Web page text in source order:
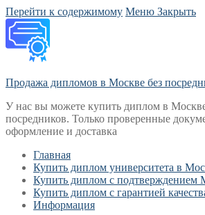
Перейти к содержимому Меню Закрыть
Продажа дипломов в Москве без
У нас вы можете купить диплом в
посредников. Только проверенные
оформление и доставка
Главная
Купить диплом университета в
Купить диплом с подтверждением
Купить диплом с гарантией
Информация